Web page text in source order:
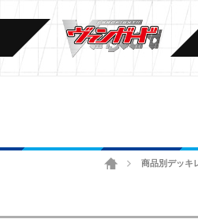
ホーム商品別デッキ